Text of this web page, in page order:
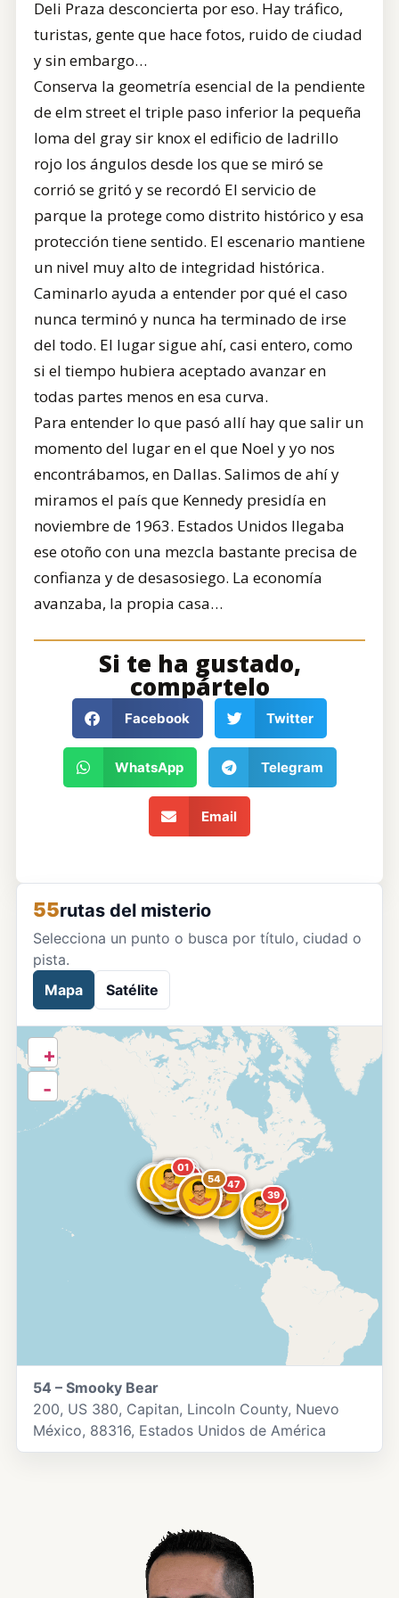
Deli Praza desconcierta por eso. Hay tráfico,
turistas, gente que hace fotos, ruido de ciudad
y sin embargo…
Conserva la geometría esencial de la pendiente
de elm street el triple paso inferior la pequeña
loma del gray sir knox el edificio de ladrillo
rojo los ángulos desde los que se miró se
corrió se gritó y se recordó El servicio de
parque la protege como distrito histórico y esa
protección tiene sentido. El escenario mantiene
un nivel muy alto de integridad histórica.
Caminarlo ayuda a entender por qué el caso
nunca terminó y nunca ha terminado de irse
del todo. El lugar sigue ahí, casi entero, como
si el tiempo hubiera aceptado avanzar en
todas partes menos en esa curva.
Para entender lo que pasó allí hay que salir un
momento del lugar en el que Noel y yo nos
encontrábamos, en Dallas. Salimos de ahí y
miramos el país que Kennedy presidía en
noviembre de 1963. Estados Unidos llegaba
ese otoño con una mezcla bastante precisa de
confianza y de desasosiego. La economía
avanzaba, la propia casa…
Si te ha gustado,
compártelo
Facebook Twitter
WhatsApp Telegram
Email
55rutas del misterio
Selecciona un punto o busca por título, ciudad o
pista.
Mapa
Satélite
54 53
52
51
50
49
47
46
45
44
43
40
39
36
3226
23
20
19
1716
14
13 11
10
0807
04 03
01
+
-
54 – Smooky Bear
200, US 380, Capitan, Lincoln County, Nuevo
México, 88316, Estados Unidos de América